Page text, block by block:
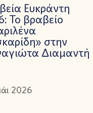
Ευκράντη
Το βραβείο
στην
Διαμαντή
2026